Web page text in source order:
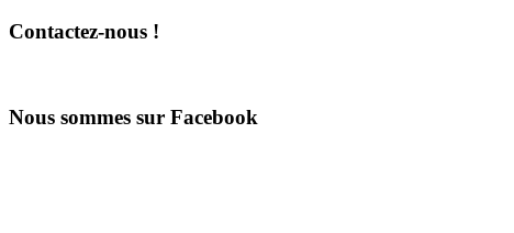
Contactez-nous !
Nous sommes sur Facebook